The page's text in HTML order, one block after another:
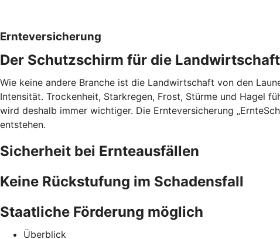
Ernteversicherung
Der Schutzschirm für die Landwirtschaft
Wie keine andere Branche ist die Landwirtschaft von den
Intensität. Trockenheit, Starkregen, Frost, Stürme und Hagel
wird deshalb immer wichtiger. Die Ernteversicherung
entstehen.
Sicherheit bei Ernteausfällen
Keine Rückstufung im Schadensfall
Staatliche Förderung möglich
Überblick